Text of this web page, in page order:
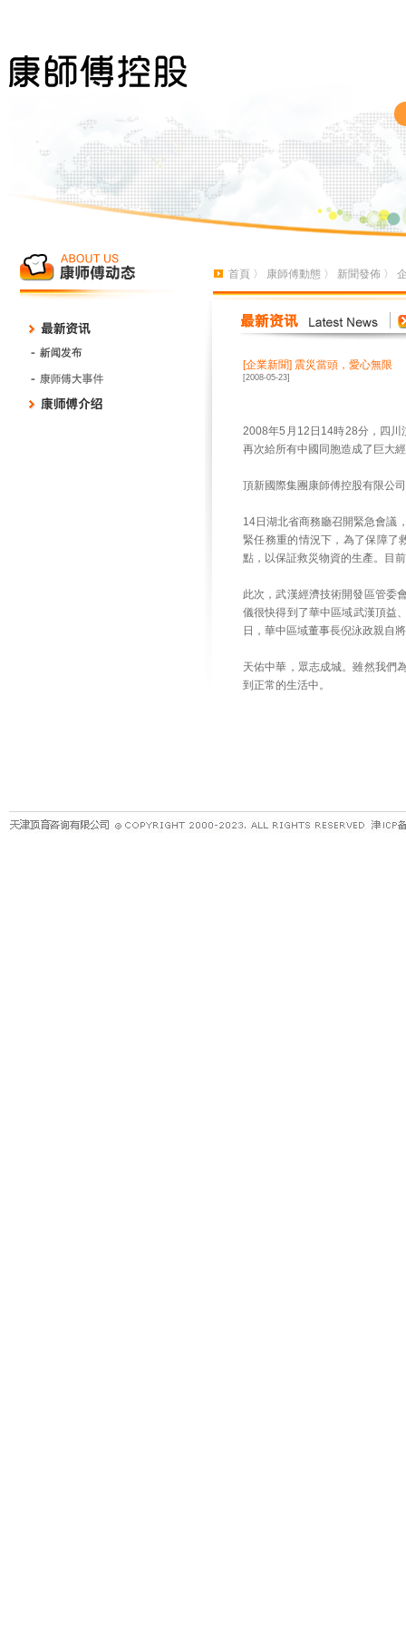
首頁 〉 康師傅動態 〉 新聞發佈 〉
[企業新聞] 震災當頭，愛心無限
[2008-05-23]
2008年5月12日14時28分，四川
再次給所有中國同胞造成了巨大
頂新國際集團康師傅控股有限公
14日湖北省商務廳召開緊急會議
緊任務重的情況下，為了保障了
點，以保証救災物資的生產。目
此次，武漢經濟技術開發區管委
儀很快得到了華中區域武漢頂益
日，華中區域董事長倪泳政親自
天佑中華，眾志成城。雖然我們
到正常的生活中。